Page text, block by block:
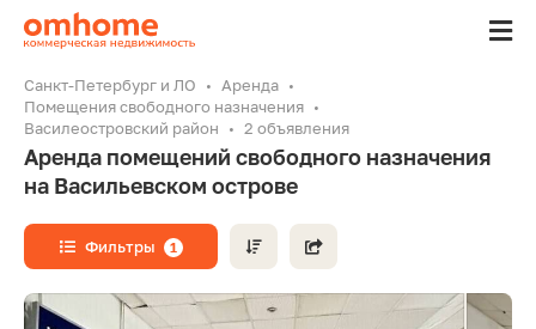
Санкт-Петербург и ЛО
Аренда
Помещения свободного назначения
Василеостровский район
2 объявления
Аренда помещений свободного назначения
на Васильевском острове
Фильтры 1